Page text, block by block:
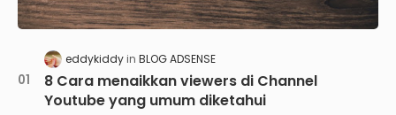
eddykiddy BLOG ADSENSE
8 Cara menaikkan viewers di Channel
Youtube yang umum diketahui